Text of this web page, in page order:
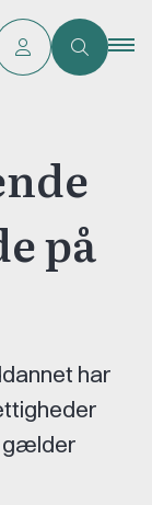
på
har
gælder